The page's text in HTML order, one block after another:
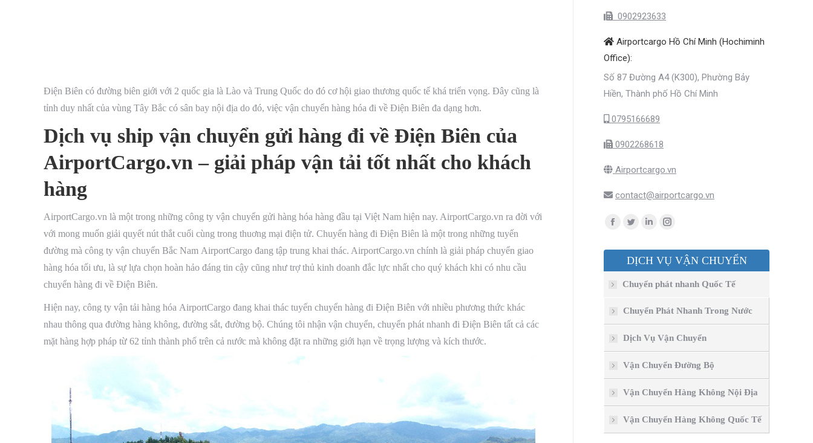
Điện Biên có đường biên giới với 2 quốc gia là Lào và Trung Quốc do đó cơ hội giao thương quốc tế khá triển vọng. Đây cũng là
tỉnh duy nhất của vùng Tây Bắc có sân bay nội địa do đó, việc vận chuyển hàng hóa đi về Điện Biên đa dạng hơn.
Dịch vụ ship vận chuyển gửi hàng đi về Điện Biên của
AirportCargo.vn – giải pháp vận tải tốt nhất cho khách
hàng
AirportCargo.vn là một trong những công ty vận chuyển gửi hàng hóa hàng đầu tại Việt Nam hiện nay. AirportCargo.vn ra đời với
với mong muốn giải quyết nút thắt cuối cùng trong thuơng mại điện tử. Chuyển hàng đi Điện Biên là một trong những tuyến
đường mà công ty vận chuyển Bắc Nam AirportCargo đang tập trung khai thác. AirportCargo.vn chính là giải pháp chuyển giao
hàng hóa tối ưu, là sự lựa chọn hoàn hảo đáng tin cậy cũng như trợ thủ kinh doanh đắc lực nhất cho quý khách khi có nhu cầu
chuyển hàng đi về Điện Biên.
Hiện nay, công ty vận tải hàng hóa AirportCargo đang khai thác tuyến chuyển hàng đi Điện Biên với nhiều phương thức khác
nhau thông qua đường hàng không, đường sắt, đường bộ. Chúng tôi nhận vận chuyển, chuyển phát nhanh đi Điện Biên tất cả các
mặt hàng hợp pháp từ 62 tỉnh thành phố trên cả nước mà không đặt ra những giới hạn về trọng lượng và kích thước.
0902923633
Airportcargo Hồ Chí Minh (Hochiminh
Office):
Số 87 Đường A4 (K300), Phường Bảy
Hiền, Thành phố Hồ Chí Minh
0795166689
0902268618
Airportcargo.vn
contact@airportcargo.vn
Find us on:
Facebook
opens
window
Twitter
opens
new
window
Linkedin
opens
new
window
Instagram
opens
window
DỊCH VỤ VẬN CHUYỂN
Chuyển phát nhanh Quốc Tế
Chuyển Phát Nhanh Trong Nước
Dịch Vụ Vận Chuyển
Vận Chuyển Đường Bộ
Vận Chuyển Hàng Không Nội Địa
Vận Chuyển Hàng Không Quốc Tế